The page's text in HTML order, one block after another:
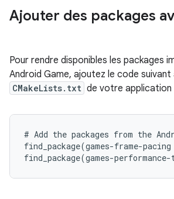
Ajouter des packages
Pour rendre disponibles les packages
Android Game, ajoutez le code
CMakeLists.txt de votre application
# Add the packages from the
find_package(games-frame-pacing